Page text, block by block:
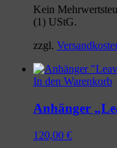
Kein
(1) UStG.
zzgl.
In den Warenkorb
Anhänger
120,00 €